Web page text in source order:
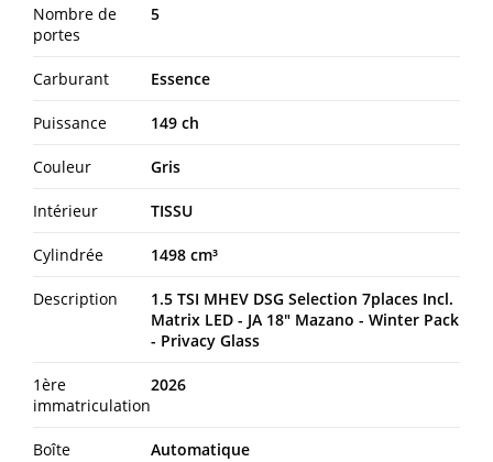
Nombre de
portes
5
Carburant Essence
Puissance 149 ch
Couleur Gris
Intérieur TISSU
Cylindrée 1498 cm³
Description
1.5 TSI MHEV DSG Selection 7places Incl.
Matrix LED - JA 18" Mazano - Winter Pack
- Privacy Glass
1ère
immatriculation
2026
Boîte Automatique